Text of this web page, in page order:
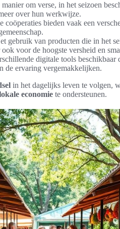
om verse, in het seizoen
over hun werkwijze.
coöperaties bieden vaak een
gebruik van producten die in het
voor de hoogste versheid en
digitale tools beschikbaar
de ervaring vergemakkelijken.
in het dagelijks leven te volgen,
economie te ondersteunen.